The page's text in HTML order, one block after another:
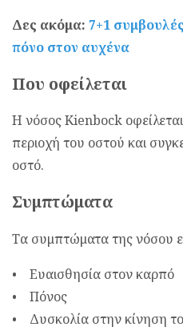
Δες ακόμα: 7+1
πόνο στον αυχένα
Που οφείλεται
Η νόσος Kienbock
περιοχή του οστού και
οστό.
Συμπτώματα
Τα συμπτώματα της νόσου
• Ευαισθησία στον καρπό
• Πόνος
• Δυσκολία στην κίνηση